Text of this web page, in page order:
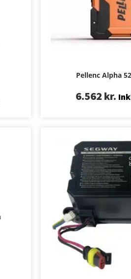
Pellenc Alpha
6.562 kr.